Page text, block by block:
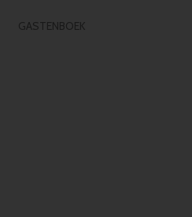
GASTENBOEK